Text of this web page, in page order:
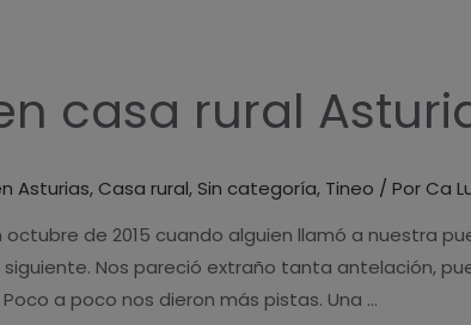
casa rural
Asturias, Casa rural,Sin categoría, Tineo / Por Ca
de 2015 cuando alguien llamó a nuestra
Nos pareció extraño tanta antelación,
a poco nos dieron más pistas. Una …